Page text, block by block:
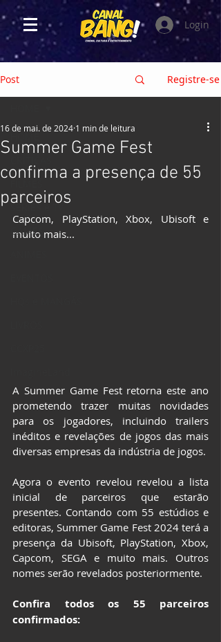
Login
Post Registre-se
SÉRIES e TV
GAMES
Summer Game Fest
confirma a presença de 55
parceiros
16 de mai. de 2024 1 min de leitura
Capcom, PlayStation, Xbox, Ubisoft e
muito mais...
A Summer Game Fest retorna este ano
prometendo trazer muitas novidades
para os jogadores, incluindo trailers
inéditos e revelações de jogos das mais
diversas empresas da indústria de jogos.
Agora o evento revelou revelou a lista
inicial de parceiros que estarão
presentes. Contando com 55 estúdios e
editoras, Summer Game Fest 2024 terá a
presença da Ubisoft, PlayStation, Xbox,
Capcom, SEGA e muito mais. Outros
nomes serão revelados posteriormente.
Confira todos os 55 parceiros
confirmados: